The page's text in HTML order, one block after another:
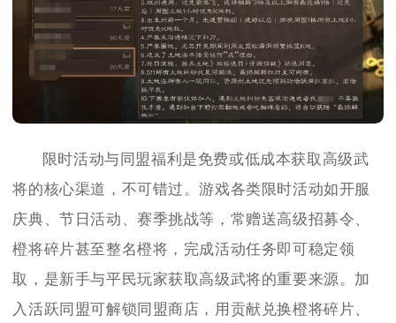
限时活动与同盟福利是免费或低成本获取高级武
将的核心渠道，不可错过。游戏各类限时活动如开服
庆典、节日活动、赛季挑战等，常赠送高级招募令、
橙将碎片甚至整名橙将，完成活动任务即可稳定领
取，是新手与平民玩家获取高级武将的重要来源。加
入活跃同盟可解锁同盟商店，用贡献兑换橙将碎片、